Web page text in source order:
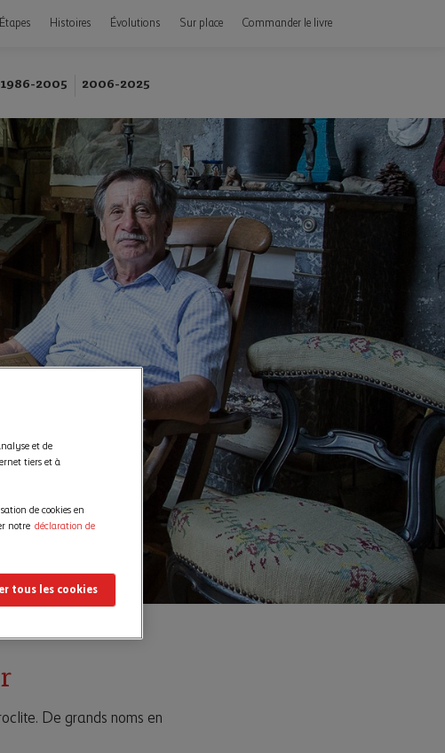
1986-2005 2006-2025
Étapes Histoires Évolutions Sur place Commander le livre
De grands noms en
et de
tiers et à
de cookies en
notre déclaration de
tous les cookies